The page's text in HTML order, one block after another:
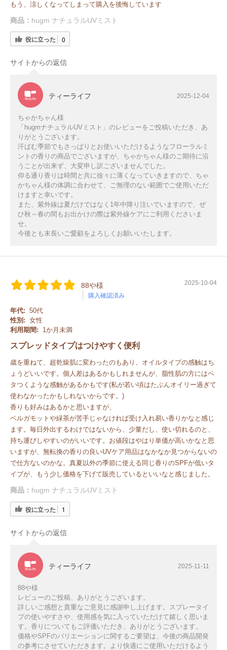
もう、涼しくなってしまって購入を後悔しています
商品： hugm ナチュラルUVミスト
役に立った 0
サイトからの返信
ティーライフ 2025-12-04
ちゃかちゃん様
「hugmナチュラルUVミスト」のレビューをご投稿いただき、あ
りがとうございます。
汗ばむ季節でもさっぱりとお使いいただけるようなフローラルミ
ントの香りの商品でございますが、ちゃかちゃん様のご期待に沿
うことが出来ず、大変申し訳ございませんでした。
仰る通り香りは時間と共に徐々に薄くなっていきますので、ちゃ
かちゃん様の体調に合わせて、ご無理のない範囲でご使用いただ
けますと幸いです。
また、紫外線は夏だけではなく1年中降り注いでいますので、ぜ
ひ秋～春の間もお出かけの際は紫外線ケアにご利用くださいま
せ。
今後とも末長いご愛顧をよろしくお願いいたします。
88や様
購入確認済み
2025-10-04
年代: 50代
性別: 女性
利用期間:
1か月未満
スプレッドタイプはつけやすく便利
歳を重ねて、超乾燥肌に変わったのもあり、オイルタイプの感触はち
ょうどいいです。個人差はあるかもしれませんが、脂性肌の方にはベ
タつくような感触があるかもです(私が若い頃はたぶんオイリー過ぎて
使わなかったかもしれないからです。)
香りも好みはあるかと思いますが、
ベルガモットや緑茶が苦手じゃなければ受け入れ易い香りかなと感じ
ます。毎日外出するわけではないから、少量だし、使い切れるのと、
持ち運びしやすいのがいいです。お値段はやはり単価が高いかなと思
いますが、無転換の香りの良いUVケア用品はなかなか見つからないの
で仕方ないのかな。真夏以外の季節に使える同じ香りのSPFが低いタ
イプが、もう少し価格を下げて販売しているといいなと感じました。
商品： hugm ナチュラルUVミスト
役に立った 1
サイトからの返信
ティーライフ 2025-11-11
88や様
レビューのご投稿、ありがとうございます。
詳しいご感想と貴重なご意見に感謝申し上げます。スプレータイ
プの使いやすさや、使用感を気に入っていただけて嬉しく思いま
す。香りについてもご評価いただき、ありがとうございます。
価格やSPFのバリエーションに関するご要望は、今後の商品開発
の参考にさせていただきます。より快適にご使用いただけるよう